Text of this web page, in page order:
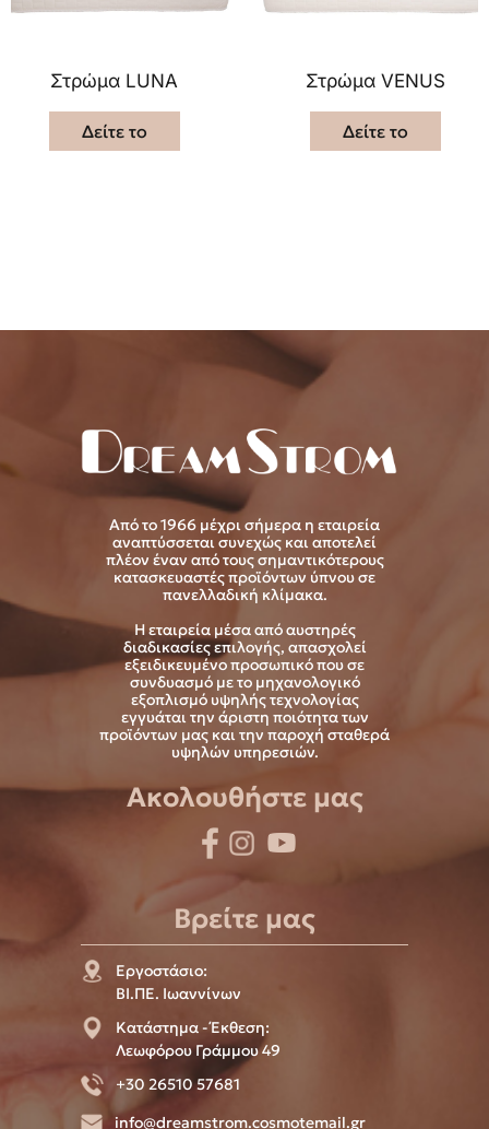
Στρώμα LUNA
Δείτε το
Στρώμα VENUS
Δείτε το
Από το 1966 μέχρι σήμερα η εταιρεία
αναπτύσσεται συνεχώς και αποτελεί
πλέον έναν από τους σημαντικότερους
κατασκευαστές προϊόντων ύπνου σε
πανελλαδική κλίμακα.
Η εταιρεία μέσα από αυστηρές
διαδικασίες επιλογής, απασχολεί
εξειδικευμένο προσωπικό που σε
συνδυασμό με το μηχανολογικό
εξοπλισμό υψηλής τεχνολογίας
εγγυάται την άριστη ποιότητα των
προϊόντων μας και την παροχή σταθερά
υψηλών υπηρεσιών.
Ακολουθήστε μας
Βρείτε μας
Εργοστάσιο:
ΒΙ.ΠΕ. Ιωαννίνων
Κατάστημα - Έκθεση:
Λεωφόρου Γράμμου 49
+30 26510 57681
info@dreamstrom.cosmotemail.gr